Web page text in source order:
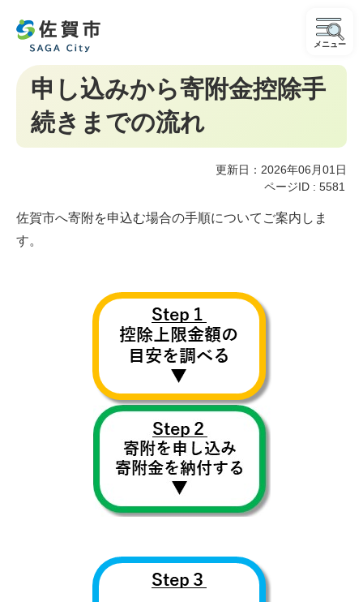
メニュー
申し込みから寄附金控除手
続きまでの流れ
更新日：2026年06月01日
ページID : 5581
佐賀市へ寄附を申込む場合の手順についてご案内しま
す。